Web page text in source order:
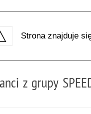
Strona znajduje
z grupy